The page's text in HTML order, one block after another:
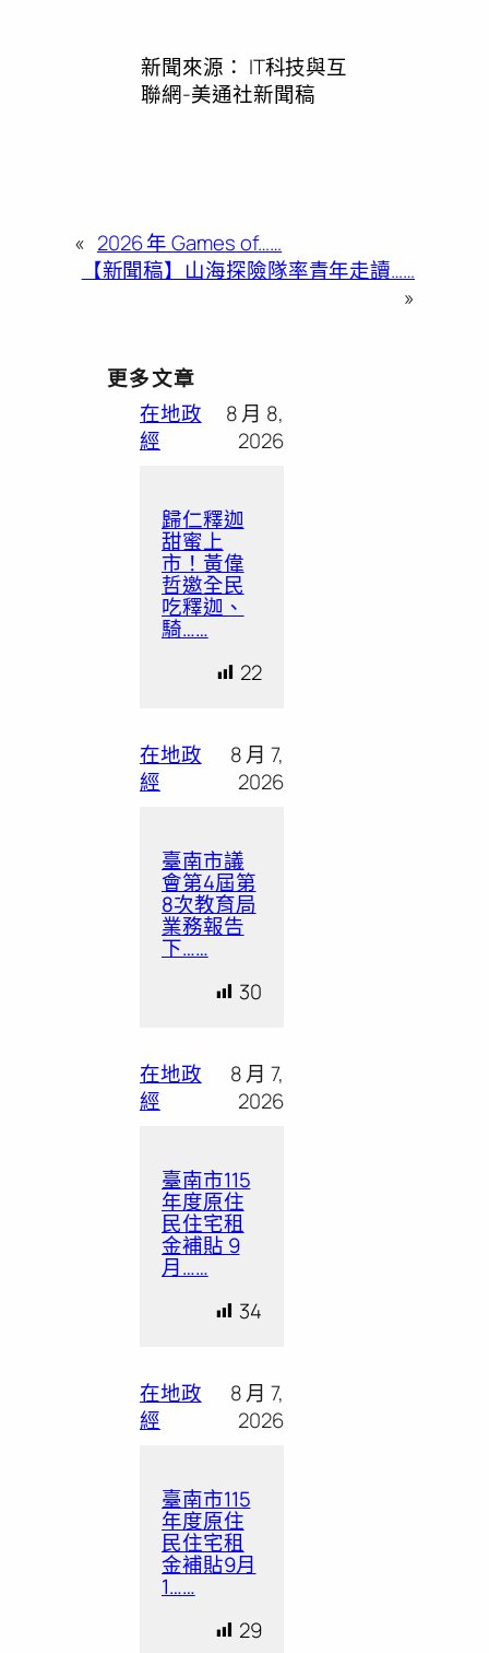
新聞來源： IT科技與互
聯網-美通社新聞稿
« 2026 年 Games of……
【新聞稿】山海探險隊率青年走讀……
»
更多文章
在地政
經
8 月 8,
2026
歸仁釋迦
甜蜜上
市！黃偉
哲邀全民
吃釋迦、
騎……
22
在地政
經
8 月 7,
2026
臺南市議
會第4屆第
8次教育局
業務報告
下……
30
在地政
經
8 月 7,
2026
臺南市115
年度原住
民住宅租
金補貼 9
月……
34
在地政
經
8 月 7,
2026
臺南市115
年度原住
民住宅租
金補貼9月
1……
29